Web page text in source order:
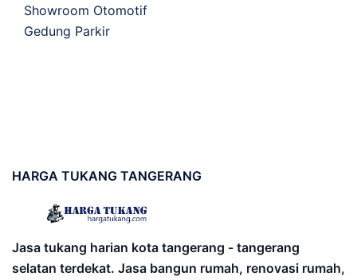
Showroom Otomotif
Gedung Parkir
HARGA TUKANG TANGERANG
Jasa tukang harian kota tangerang - tangerang
selatan terdekat. Jasa bangun rumah, renovasi rumah,